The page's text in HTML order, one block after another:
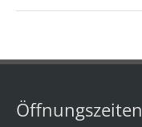
Öffnungszeiten